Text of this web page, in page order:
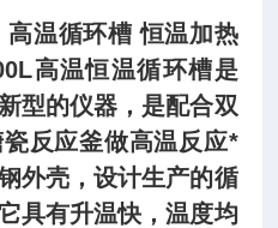
温循环槽 恒温加热
高温恒温循环槽是
型的仪器，是配合双
反应釜做高温反应*
外壳，设计生产的循
具有升温快，温度均